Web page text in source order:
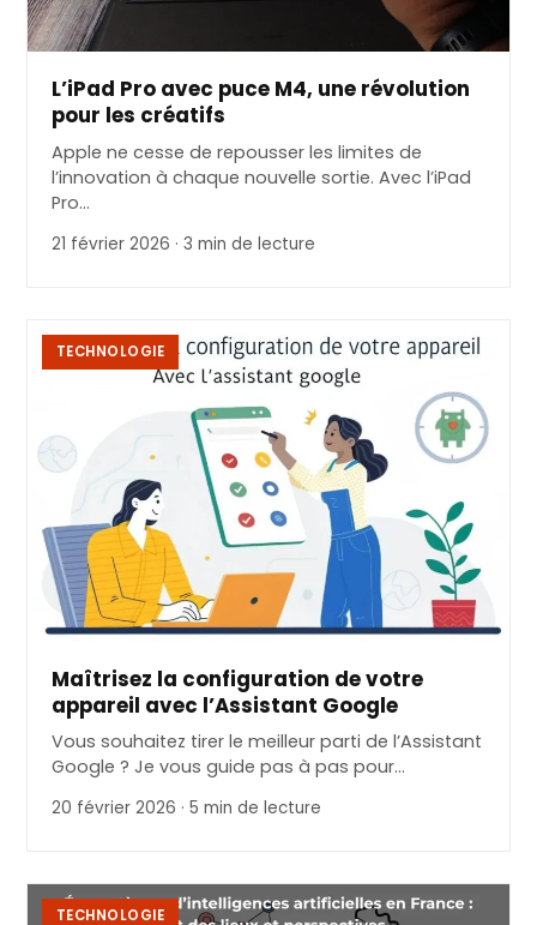
L’iPad Pro avec puce M4, une révolution
pour les créatifs
Apple ne cesse de repousser les limites de
l’innovation à chaque nouvelle sortie. Avec l’iPad
Pro…
21 février 2026 · 3 min de lecture
TECHNOLOGIE
Maîtrisez la configuration de votre
appareil avec l’Assistant Google
Vous souhaitez tirer le meilleur parti de l’Assistant
Google ? Je vous guide pas à pas pour…
20 février 2026 · 5 min de lecture
TECHNOLOGIE